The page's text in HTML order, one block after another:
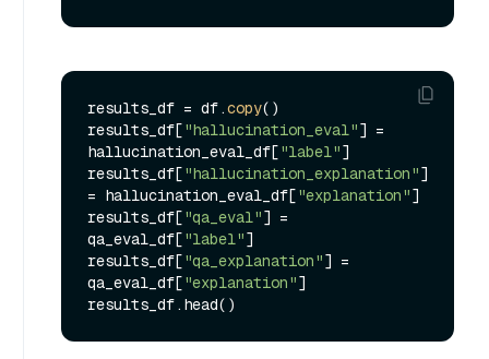
results_df = df.copy()
results_df["hallucination_eval"] =
hallucination_eval_df["label"]
results_df["hallucination_explanation"]
= hallucination_eval_df["explanation"]
results_df["qa_eval"] =
qa_eval_df["label"]
results_df["qa_explanation"] =
qa_eval_df["explanation"]